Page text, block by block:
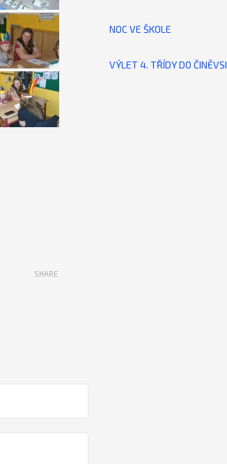
SHARE
NOC VE ŠKOLE
VÝLET 4. TŘÍDY DO ČINĚVSI